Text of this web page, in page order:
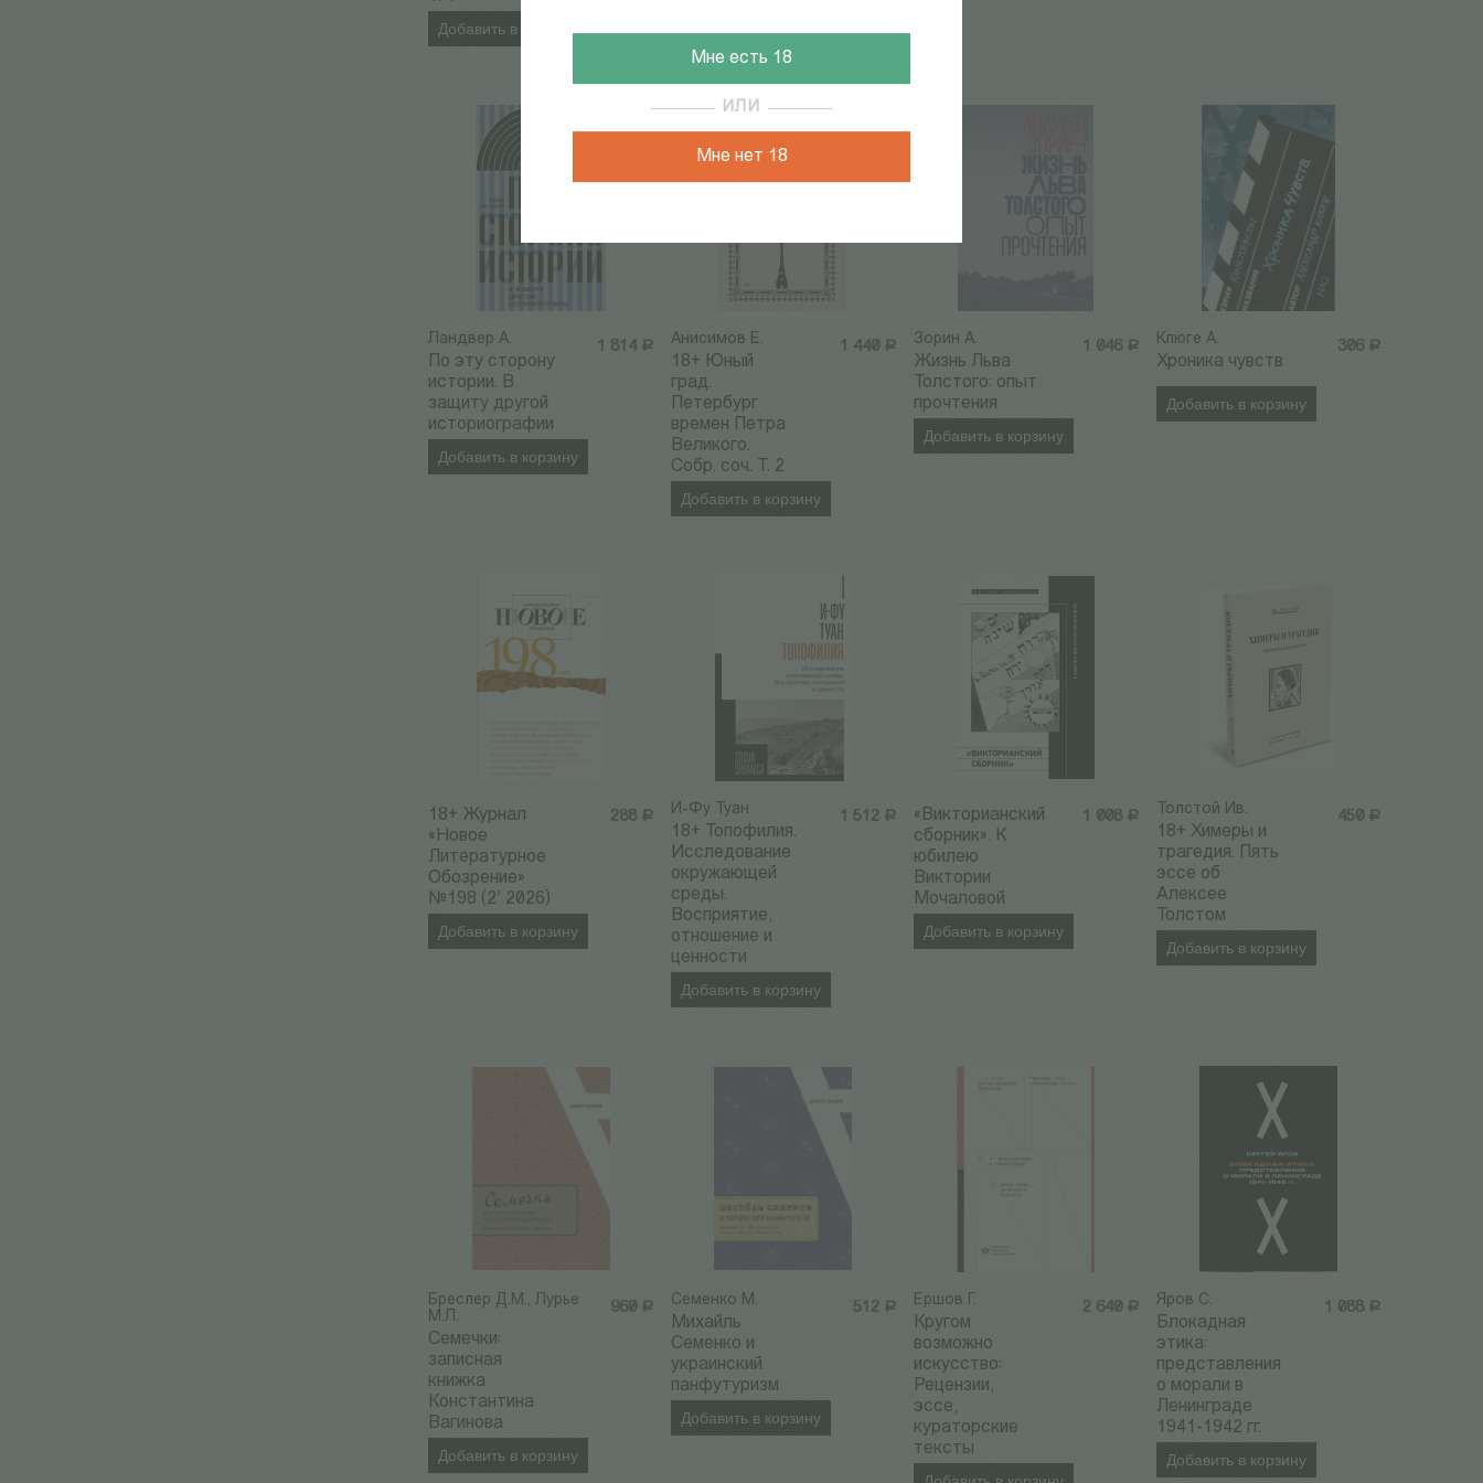
Мне есть 18
ИЛИ
Мне нет 18
Добавить в корзину
1 814 Р
Ландвер А.
По эту сторону
истории. В
защиту другой
историографии
Добавить в корзину
1 440 Р
Анисимов Е.
18+ Юный
град.
Петербург
времен Петра
Великого.
Собр. соч. Т. 2
Добавить в корзину
1 046 Р
Зорин А.
Жизнь Льва
Толстого: опыт
прочтения
Добавить в корзину
306 Р
Клюге А.
Хроника чувств
Добавить в корзину
288 Р
18+ Журнал
«Новое
Литературное
Обозрение»
№198 (2' 2026)
Добавить в корзину
1 512 Р
И-Фу Туан
18+ Топофилия.
Исследование
окружающей
среды.
Восприятие,
отношение и
ценности
Добавить в корзину
1 008 Р
«Викторианский
сборник». К
юбилею
Виктории
Мочаловой
Добавить в корзину
450 Р
Толстой Ив.
18+ Химеры и
трагедия. Пять
эссе об
Алексее
Толстом
Добавить в корзину
960 Р
Бреслер Д.М., Лурье
М.Л.
Семечки:
записная
книжка
Константина
Вагинова
Добавить в корзину
512 Р
Семенко М.
Михайль
Семенко и
украинский
панфутуризм
Добавить в корзину
2 640 Р
Ершов Г.
Кругом
возможно
искусство:
Рецензии,
эссе,
кураторские
тексты
1 088 Р
Яров С.
Блокадная
этика:
представления
о морали в
Ленинграде
1941-1942 гг.
Добавить в корзину